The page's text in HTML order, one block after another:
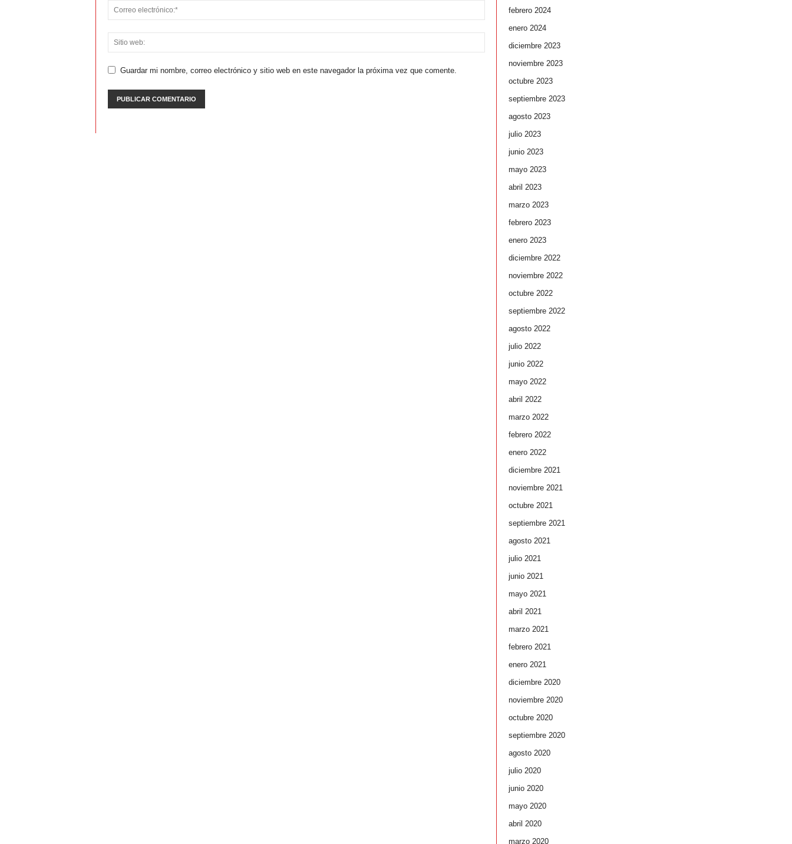
Guardar mi nombre, correo electrónico y sitio web en este navegador la próxima vez que comente.
febrero 2024
enero 2024
diciembre 2023
noviembre 2023
octubre 2023
septiembre 2023
agosto 2023
julio 2023
junio 2023
mayo 2023
abril 2023
marzo 2023
febrero 2023
enero 2023
diciembre 2022
noviembre 2022
octubre 2022
septiembre 2022
agosto 2022
julio 2022
junio 2022
mayo 2022
abril 2022
marzo 2022
febrero 2022
enero 2022
diciembre 2021
noviembre 2021
octubre 2021
septiembre 2021
agosto 2021
julio 2021
junio 2021
mayo 2021
abril 2021
marzo 2021
febrero 2021
enero 2021
diciembre 2020
noviembre 2020
octubre 2020
septiembre 2020
agosto 2020
julio 2020
junio 2020
mayo 2020
abril 2020
marzo 2020